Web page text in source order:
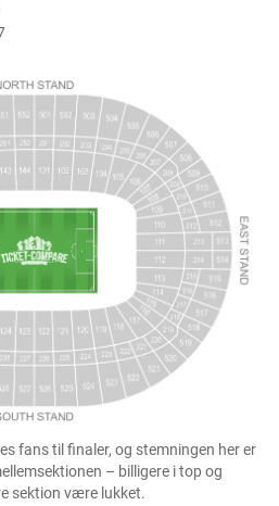
fans til finaler, og stemningen her er
– billigere i top og
sektion være lukket.